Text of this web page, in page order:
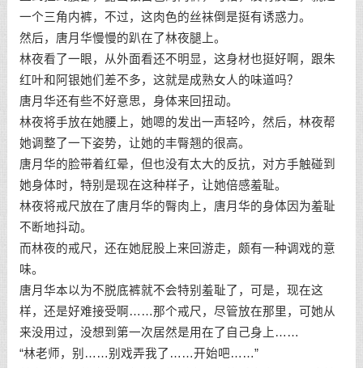
一个三角内裤，不过，这肉色的丝袜倒是挺有诱惑力。
然后，唐月华慢慢的趴在了林夜腿上。
林夜看了一眼，从外面看还不明显，这身材也挺好啊，跟朱
红叶和阿银她们差不多，这就是成熟女人的味道吗？
唐月华还有些不好意思，身体来回扭动。
林夜将手放在她腰上，她嗯的发出一声轻吟，然后，林夜帮
她调整了一下姿势，让她的丰臀翘的很高。
唐月华的脸带着红晕，但也没有太大的反抗，对方手触碰到
她身体时，特别是现在这种样子，让她倍感羞耻。
林夜将戒尺放在了唐月华的臀肉上，唐月华的身体因为羞耻
不断地抖动。
而林夜的戒尺，还在她屁股上来回游走，颇有一种调戏的意
味。
唐月华本以为不脱底裤就不会特别羞耻了，可是，现在这
样，还是好难接受啊……那个戒尺，尽管放在那里，可她从
来没用过，没想到第一次居然是用在了自己身上……
“林老师，别……别戏弄我了……开始吧……”